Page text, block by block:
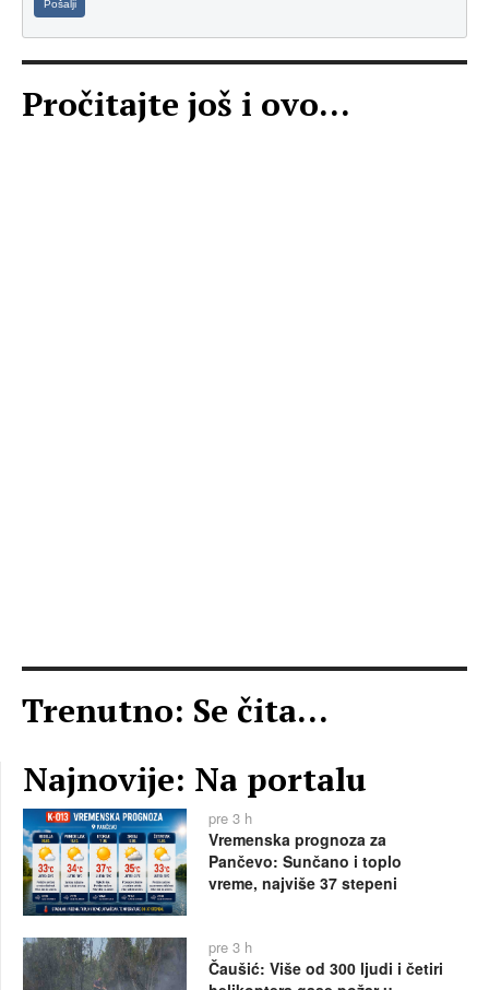
Pošalji
Pročitajte još i ovo...
Trenutno: Se čita...
Najnovije: Na portalu
pre 3 h
Vremenska prognoza za
Pančevo: Sunčano i toplo
vreme, najviše 37 stepeni
pre 3 h
Čaušić: Više od 300 ljudi i četiri